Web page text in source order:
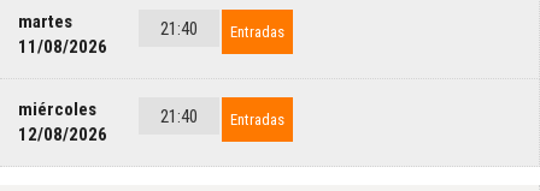
martes
11/08/2026
21:40 Entradas
miércoles
12/08/2026
21:40 Entradas